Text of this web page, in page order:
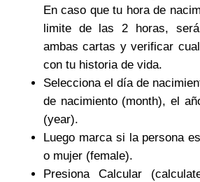
En caso que tu hora de
limite de las 2 horas,
ambas cartas y verificar
con tu historia de vida.
Selecciona el día de
de nacimiento (month), el
(year).
Luego marca si la persona
o mujer (female).
Presiona Calcular